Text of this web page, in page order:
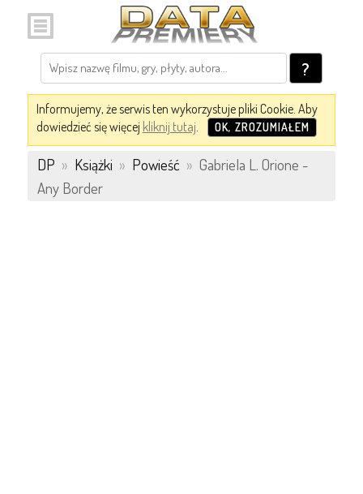
?
Informujemy, że serwis ten wykorzystuje pliki Cookie. Aby
dowiedzieć się więcej kliknij tutaj. OK, ZROZUMIAŁEM
DP » Książki » Powieść » Gabriela L. Orione -
Any Border